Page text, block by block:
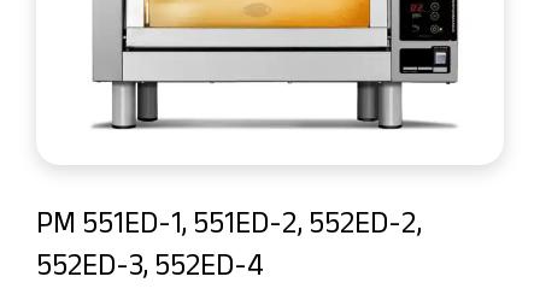
PM 551ED-1, 551ED-2, 552ED-2,
552ED-3, 552ED-4